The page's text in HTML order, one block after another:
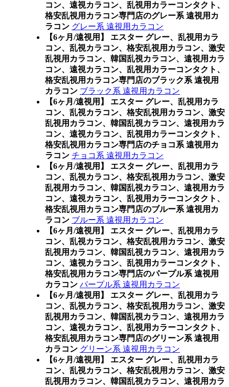
コン、遠視カラコン、乱視用カラーコンタクト、
格安乱視用カラコン専門店のグレー系 遠視用カ
ラコン グレー系 遠視用カラコン
【6ヶ月/遠視用】 エスター グレー、乱視用カラ
コン、乱視カラコン、格安乱視用カラコン、激安
乱視用カラコン、韓国乱視カラコン、遠視用カラ
コン、遠視カラコン、乱視用カラーコンタクト、
格安乱視用カラコン専門店のブラック系 遠視用
カラコン ブラック系 遠視用カラコン
【6ヶ月/遠視用】 エスター グレー、乱視用カラ
コン、乱視カラコン、格安乱視用カラコン、激安
乱視用カラコン、韓国乱視カラコン、遠視用カラ
コン、遠視カラコン、乱視用カラーコンタクト、
格安乱視用カラコン専門店のチョコ系 遠視用カ
ラコン チョコ系 遠視用カラコン
【6ヶ月/遠視用】 エスター グレー、乱視用カラ
コン、乱視カラコン、格安乱視用カラコン、激安
乱視用カラコン、韓国乱視カラコン、遠視用カラ
コン、遠視カラコン、乱視用カラーコンタクト、
格安乱視用カラコン専門店のブルー系 遠視用カ
ラコン ブルー系 遠視用カラコン
【6ヶ月/遠視用】 エスター グレー、乱視用カラ
コン、乱視カラコン、格安乱視用カラコン、激安
乱視用カラコン、韓国乱視カラコン、遠視用カラ
コン、遠視カラコン、乱視用カラーコンタクト、
格安乱視用カラコン専門店のパープル系 遠視用
カラコン パープル系 遠視用カラコン
【6ヶ月/遠視用】 エスター グレー、乱視用カラ
コン、乱視カラコン、格安乱視用カラコン、激安
乱視用カラコン、韓国乱視カラコン、遠視用カラ
コン、遠視カラコン、乱視用カラーコンタクト、
格安乱視用カラコン専門店のグリーン系 遠視用
カラコン グリーン系 遠視用カラコン
【6ヶ月/遠視用】 エスター グレー、乱視用カラ
コン、乱視カラコン、格安乱視用カラコン、激安
乱視用カラコン、韓国乱視カラコン、遠視用カラ